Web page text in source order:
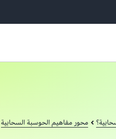
محور مفاهيم الحوسبة السحابية